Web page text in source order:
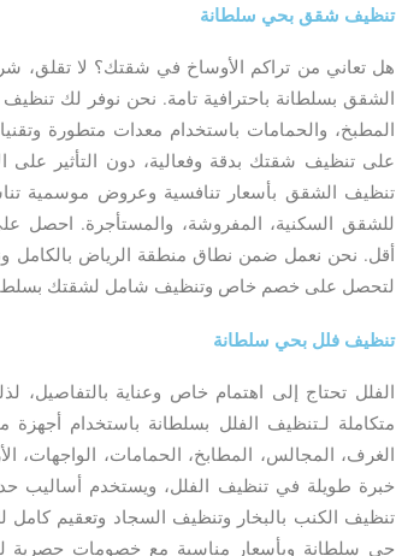
تنظيف شقق بحي سلطانة
هل تعاني من تراكم الأوساخ في شقتك؟ لا
الشقق بسلطانة باحترافية تامة. نحن نوفر لك تنظيف
المطبخ، والحمامات باستخدام معدات متطورة
على تنظيف شقتك بدقة وفعالية، دون التأثير على
تنظيف الشقق بأسعار تنافسية وعروض موسمية
للشقق السكنية، المفروشة، والمستأجرة.
أقل. نحن نعمل ضمن نطاق منطقة الرياض بالكامل
لتحصل على خصم خاص وتنظيف شامل لشقتك
تنظيف فلل بحي سلطانة
الفلل تحتاج إلى اهتمام خاص وعناية
متكاملة لـتنظيف الفلل بسلطانة باستخدام
الغرف، المجالس، المطابخ، الحمامات، الواجهات،
خبرة طويلة في تنظيف الفلل، ويستخدم أساليب
تنظيف الكنب بالبخار وتنظيف السجاد وتعقيم
حي سلطانة وبأسعار مناسبة مع خصومات حصرية